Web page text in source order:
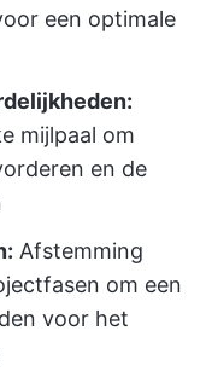
een optimale
mijlpaal om
en de
Afstemming
om een
voor het